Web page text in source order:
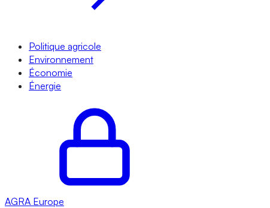
Politique agricole
Environnement
Économie
Énergie
AGRA Europe